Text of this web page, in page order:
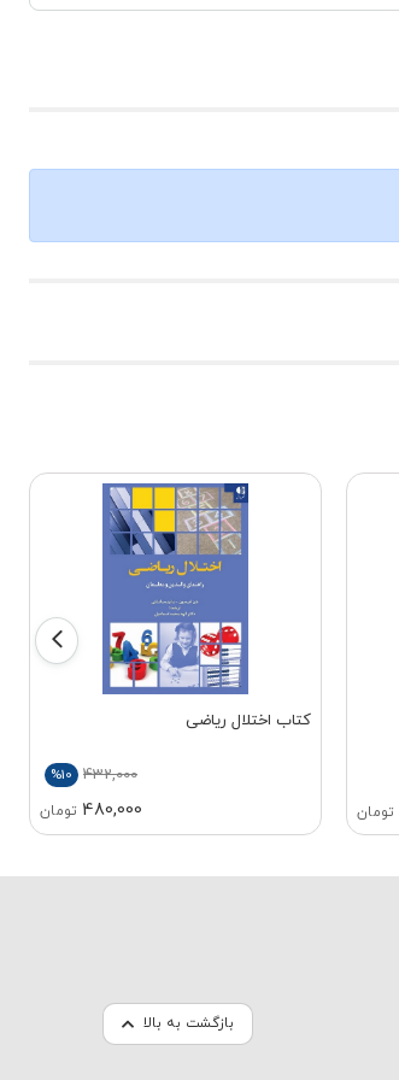
تومان
کتاب اختلال ریاضی
432,000
%10
480,000 تومان
بازگشت به بالا